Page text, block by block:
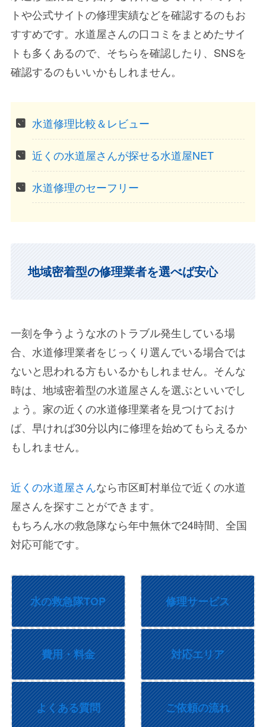
トや公式サイトの修理実績などを確認するのもお
すすめです。水道屋さんの口コミをまとめたサイ
トも多くあるので、そちらを確認したり、SNSを
確認するのもいいかもしれません。
水道修理比較＆レビュー
近くの水道屋さんが探せる水道屋NET
水道修理のセーフリー
地域密着型の修理業者を選べば安心
一刻を争うような水のトラブル発生している場
合、水道修理業者をじっくり選んでいる場合では
ないと思われる方もいるかもしれません。そんな
時は、地域密着型の水道屋さんを選ぶといいでし
ょう。家の近くの水道修理業者を見つけておけ
ば、早ければ30分以内に修理を始めてもらえるか
もしれません。
近くの水道屋さんなら市区町村単位で近くの水道
屋さんを探すことができます。
もちろん水の救急隊なら年中無休で24時間、全国
対応可能です。
水の救急隊TOP 修理サービス
費用・料金 対応エリア
よくある質問 ご依頼の流れ